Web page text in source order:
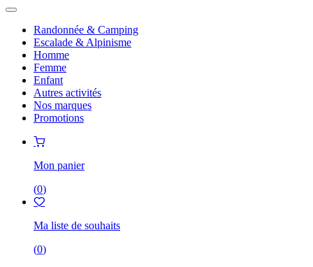
Randonnée & Camping
Escalade & Alpinisme
Homme
Femme
Enfant
Autres activités
Nos marques
Promotions
Mon panier
(0)
Ma liste de souhaits
(0)